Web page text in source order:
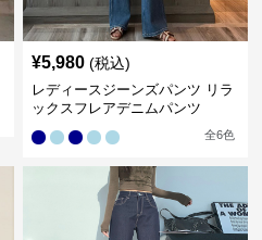
¥5,980 (税込)
レディースジーンズパンツ リラ
ックスフレアデニムパンツ
全6色